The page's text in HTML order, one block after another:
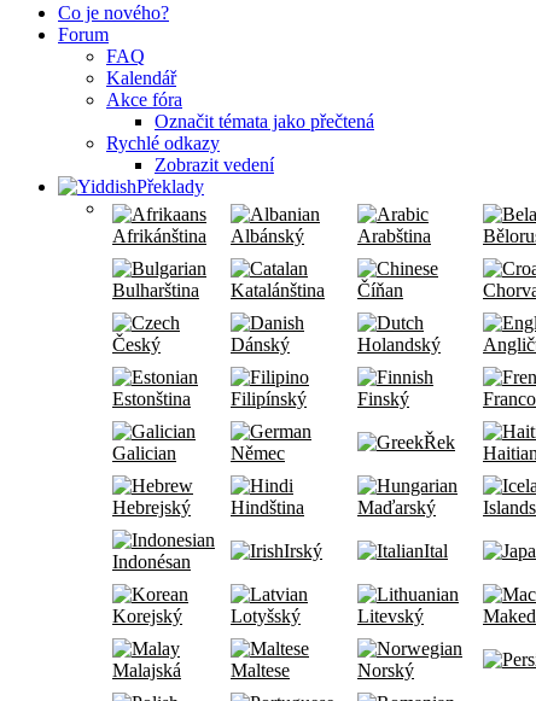
Co je nového?
Forum
FAQ
Kalendář
Akce fóra
Označit témata jako přečtená
Rychlé odkazy
Zobrazit vedení
Překlady
Afrikánština Albánský Arabština
Bulharština Katalánština Číňan
Český Dánský Holandský
Estonština Filipínský Finský
Galician Němec
Řek
Hebrejský Hindština Maďarský
Indonésan
Irský Ital
Korejský Lotyšský Litevský
Malajská Maltese Norský